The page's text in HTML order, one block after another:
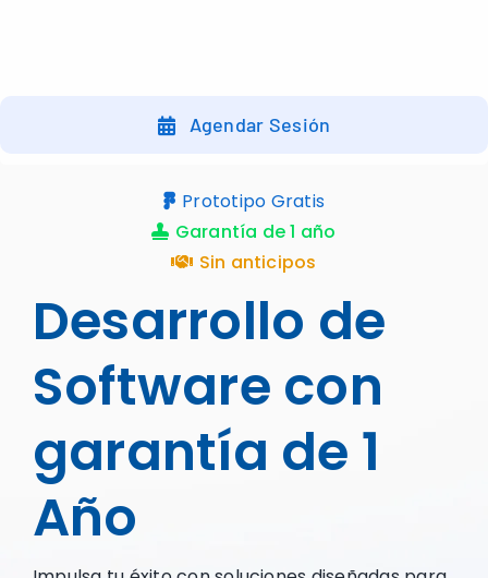
Agendar Sesión
Prototipo Gratis
Garantía de 1 año
Sin anticipos
Desarrollo de
Software con
garantía de 1
Año